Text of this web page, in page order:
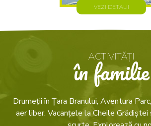
VEZI DETALII
ACTIVITĂȚI
în familie
Drumeții în Țara Branului, Aventura
aer liber. Vacanțele la Cheile Grădiștei